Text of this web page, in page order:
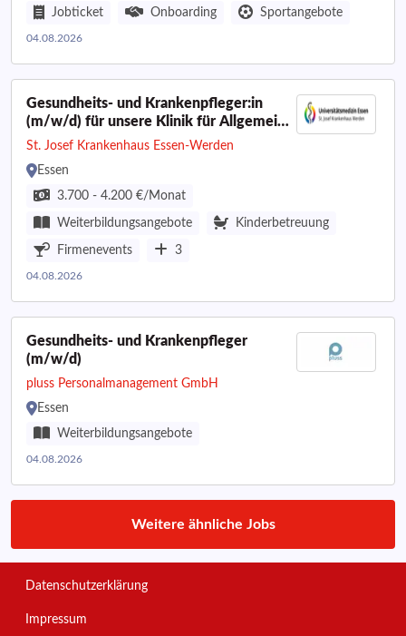
Jobticket Onboarding Sportangebote
04.08.2026
Gesundheits- und Krankenpfleger:in
(m/w/d) für unsere Klinik für Allgemein-,
Viszeral- und Gefäßchirurgie - Wir
St. Josef Krankenhaus Essen-Werden
Essen
3.700 - 4.200 €/Monat
Weiterbildungsangebote Kinderbetreuung
Firmenevents 3
04.08.2026
Gesundheits- und Krankenpfleger
(m/w/d)
pluss Personalmanagement GmbH
Essen
Weiterbildungsangebote
04.08.2026
Weitere ähnliche Jobs
Datenschutzerklärung
Impressum